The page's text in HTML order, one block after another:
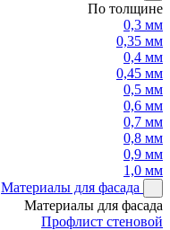
По толщине
0,3 мм
0,35 мм
0,4 мм
0,45 мм
0,5 мм
0,6 мм
0,7 мм
0,8 мм
0,9 мм
1,0 мм
Материалы для фасада
Материалы для фасада
Профлист стеновой